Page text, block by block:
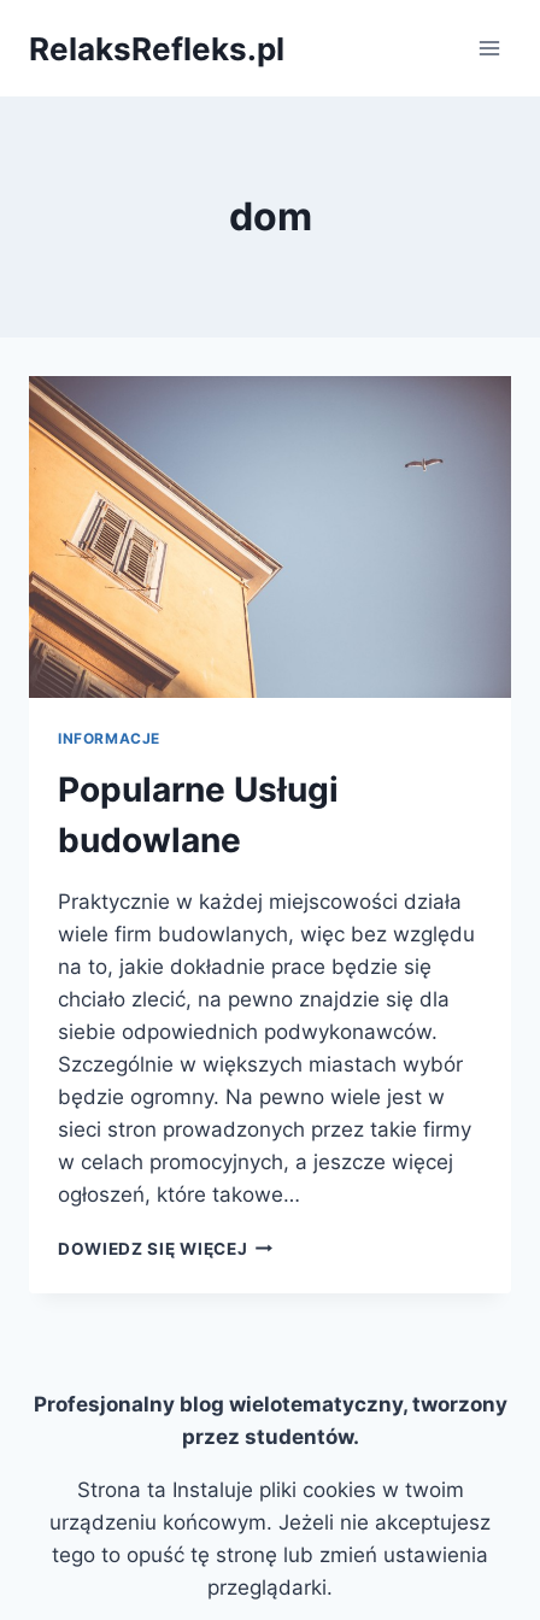
RelaksRefleks.pl
dom
INFORMACJE
Popularne Usługi
budowlane
Praktycznie w każdej miejscowości działa
wiele firm budowlanych, więc bez względu
na to, jakie dokładnie prace będzie się
chciało zlecić, na pewno znajdzie się dla
siebie odpowiednich podwykonawców.
Szczególnie w większych miastach wybór
będzie ogromny. Na pewno wiele jest w
sieci stron prowadzonych przez takie firmy
w celach promocyjnych, a jeszcze więcej
ogłoszeń, które takowe…
DOWIEDZ SIĘ WIĘCEJ POPULARNE
Profesjonalny blog wielotematyczny, tworzony
przez studentów.
Strona ta Instaluje pliki cookies w twoim
urządzeniu końcowym. Jeżeli nie akceptujesz
tego to opuść tę stronę lub zmień ustawienia
przeglądarki.